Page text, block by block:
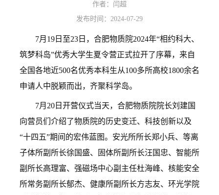
作者： 闫超
发布时间：2024-07-29
7月19日至23日，合肥物质院2024年“相约科大、
筑梦科岛”优秀大学生夏令营正式拉开了序幕，来自
全国各地近500名优秀本科生从100多所高校1800余名
申请人中脱颖而出，齐聚科学岛。
7月20日开营仪式当天，合肥物质院院长刘建国
向营员们介绍了物质院的历史变迁、科技创新以及
“十四五”期间的宏伟蓝图。安光所所长郑小兵、等离
子体所副所长徐国盛、固体所副所长汪国忠、智能所
副所长高理富、强磁场中心副主任杜海峰、核能安全
所常务副所长郁杰、健康所副所长方志友、环光学院